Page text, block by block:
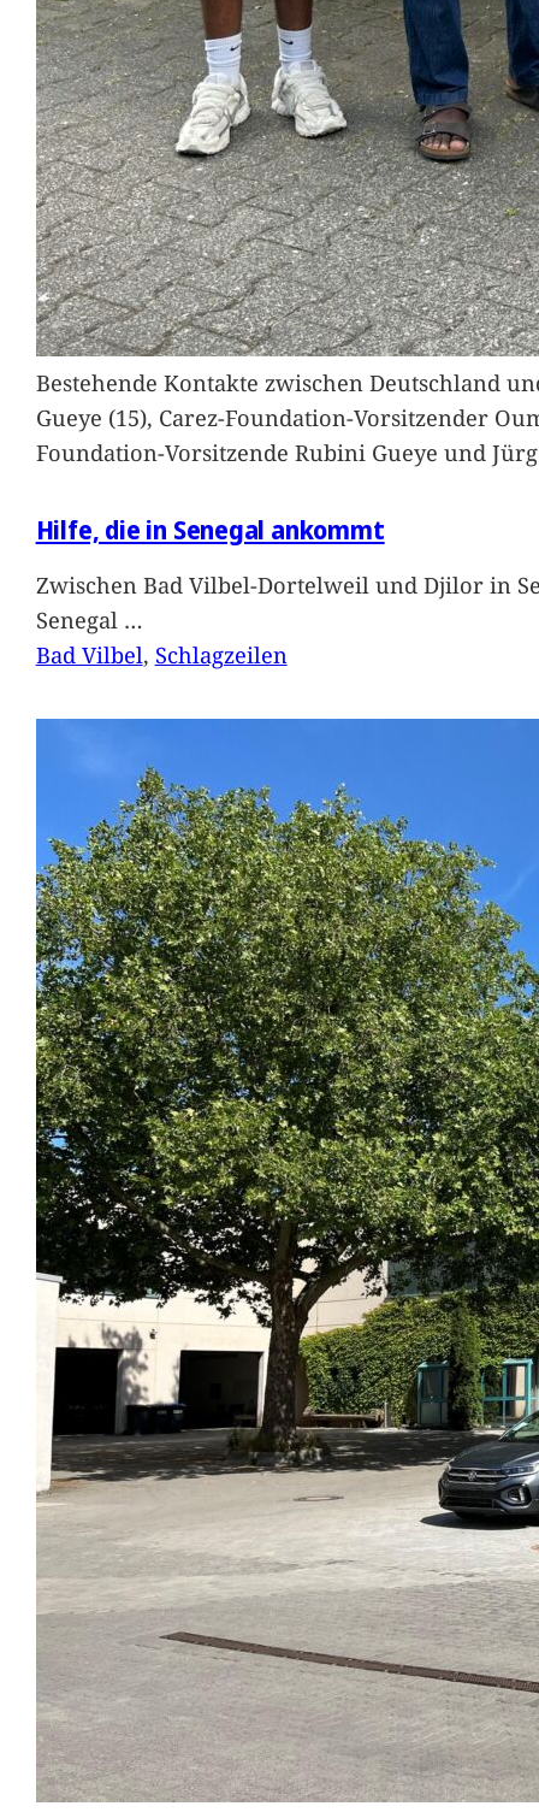
Bestehende Kontakte zwischen Deutschland
Gueye (15), Carez-Foundation-Vorsitzender
Foundation-Vorsitzende Rubini Gueye und
Hilfe, die in Senegal ankommt
Zwischen Bad Vilbel-Dortelweil und Djilor in
Senegal …
Bad Vilbel, Schlagzeilen